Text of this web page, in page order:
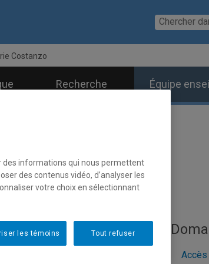
Costanzo
Recherche Équipe
Accès
des informations qui nous permettent
des contenus vidéo, d’analyser les
votre choix en sélectionnant
Tout refuser
les témoins